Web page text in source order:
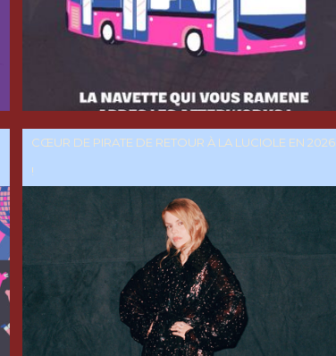
CŒUR DE PIRATE DE RETOUR À LA LUCIOLE EN 2026
!